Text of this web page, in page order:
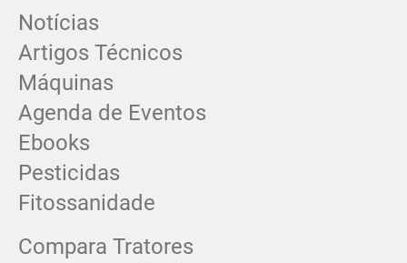
Notícias
Artigos Técnicos
Máquinas
Agenda de Eventos
Ebooks
Pesticidas
Fitossanidade
Compara Tratores